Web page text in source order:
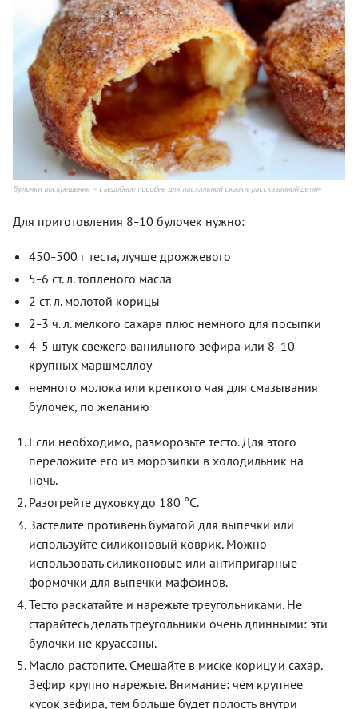
Булочки воскрешения — съедобное пособие для пасхальной сказки, рассказанной детям
Для приготовления 8–10 булочек нужно:
450–500 г теста, лучше дрожжевого
5–6 ст. л. топленого масла
2 ст. л. молотой корицы
2 –3 ч. л. мелкого сахара плюс немного для посыпки
4–5 штук свежего ванильного зефира или 8–10
крупных маршмеллоу
немного молока или крепкого чая для смазывания
булочек, по желанию
Если необходимо, разморозьте тесто. Для этого
переложите его из морозилки в холодильник на
ночь.
Разогрейте духовку до 180 °С.
Застелите противень бумагой для выпечки или
используйте силиконовый коврик. Можно
использовать силиконовые или антипригарные
формочки для выпечки маффинов.
Тесто раскатайте и нарежьте треугольниками. Не
старайтесь делать треугольники очень длинными: эти
булочки не круассаны.
Масло растопите. Смешайте в миске корицу и сахар.
Зефир крупно нарежьте. Внимание: чем крупнее
кусок зефира, тем больше будет полость внутри